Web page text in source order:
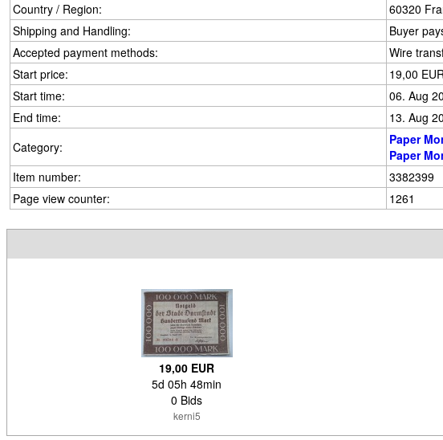
Country / Region:
60320
Shipping and Handling:
Buyer
Accepted payment methods:
Wire
Start price:
19,00
Start time:
06. Aug
End time:
13. Aug
Category:
Paper
Paper
Item number:
3382399
Page view counter:
1261
19,00 EUR
5d 05h 48min
0 Bids
kerni5